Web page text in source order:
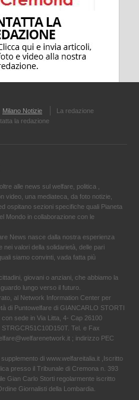
Milano Notizie
La redazione
la redazione
alle news sul welfare, politica ,
video, una mediateca, da foto notizie,
ospitano sezioni specifiche quali Pianeta
Mondo in collaborazione con le
News nasce dalla nostra esperienza
valori della solidarietà, delle pari
siamo convinti, vada fatta più
giovani o anziani, che abbiamo la
lungo verso il futuro.
al Network Information Center per
di Puntowelfare di GIANCARLO STORTI
sede in Via Litta, 4- Cap 26100
Tel. e Fax
; indirizzo PEC
di www.welfareitalia.it ,Iscritto
presso il Tribunale di Cremona n. 393
Gian Carlo Storti regolarmente iscritto
Giornalisti della Lombardia.